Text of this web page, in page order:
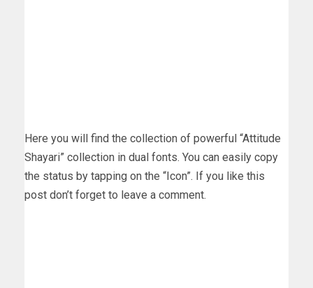
Here you will find the collection of powerful “Attitude
Shayari” collection in dual fonts. You can easily copy
the status by tapping on the “Icon”. If you like this
post don’t forget to leave a comment.